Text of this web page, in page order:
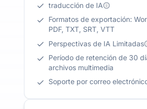
traducción de IA
Formatos de exportación:
PDF, TXT, SRT, VTT
Perspectivas de IA Limitadas
Período de retención de 30
archivos multimedia
Soporte por correo